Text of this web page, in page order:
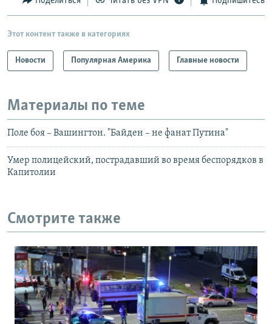
Этот контент также в категориях
Новости Популярная Америка Главные новости
Материалы по теме
Поле боя – Вашингтон. "Байден – не фанат Путина"
Умер полицейский, пострадавший во время беспорядков в
Капитолии
Смотрите также